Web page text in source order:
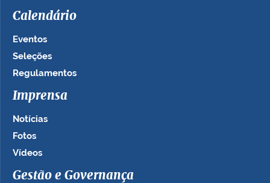
Calendário
Eventos
Seleções
Regulamentos
Imprensa
Notícias
Fotos
Vídeos
Gestão e Governança